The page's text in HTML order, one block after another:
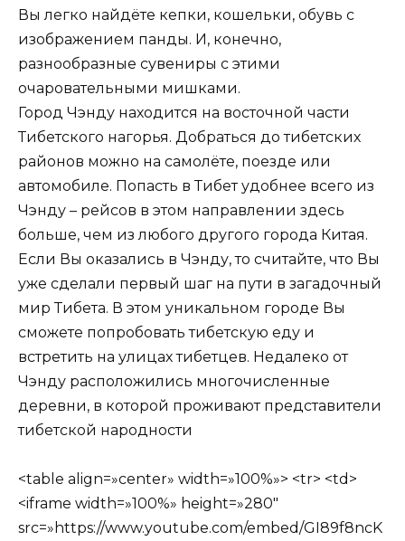
Вы легко найдёте кепки, кошельки, обувь с
изображением панды. И, конечно,
разнообразные сувениры с этими
очаровательными мишками.
Город Чэнду находится на восточной части
Тибетского нагорья. Добраться до тибетских
районов можно на самолёте, поезде или
автомобиле. Попасть в Тибет удобнее всего из
Чэнду – рейсов в этом направлении здесь
больше, чем из любого другого города Китая.
Если Вы оказались в Чэнду, то считайте, что Вы
уже сделали первый шаг на пути в загадочный
мир Тибета. В этом уникальном городе Вы
сможете попробовать тибетскую еду и
встретить на улицах тибетцев. Недалеко от
Чэнду расположились многочисленные
деревни, в которой проживают представители
тибетской народности
<table align=»center» width=»100%»> <tr> <td>
<iframe width=»100%» height=»280″
src=»https://www.youtube.com/embed/GI89f8ncK